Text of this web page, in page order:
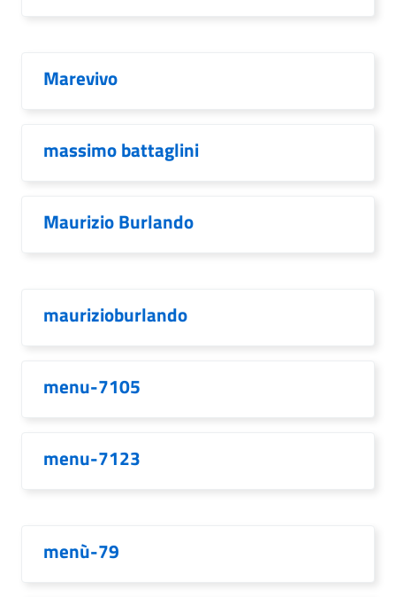
Marevivo
massimo battaglini
Maurizio Burlando
maurizioburlando
menu-7105
menu-7123
menù-79